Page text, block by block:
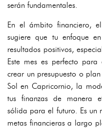
serán fundamentales.
En el ámbito financiero,
sugiere que tu enfoque
resultados positivos,
Este mes es perfecto
crear un presupuesto o
Sol en Capricornio, la
tus finanzas de manera
sólida para el futuro. Es un
metas financieras a largo